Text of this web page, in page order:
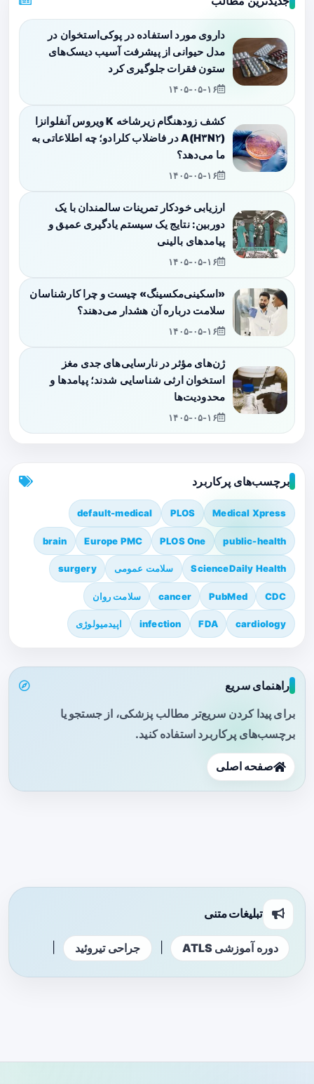
داروی مورد استفاده در پوکی‌استخوان در
مدل حیوانی از پیشرفت آسیب دیسک‌های
ستون فقرات جلوگیری کرد
۱۴۰۵-۰۵-۱۶
کشف زودهنگام زیرشاخه K ویروس آنفلوانزا
A(H۳N۲) در فاضلاب کلرادو؛ چه اطلاعاتی به
ما می‌دهد؟
۱۴۰۵-۰۵-۱۶
ارزیابی خودکار تمرینات سالمندان با یک
دوربین: نتایج یک سیستم یادگیری عمیق و
پیامدهای بالینی
۱۴۰۵-۰۵-۱۶
«اسکینی‌مکسینگ» چیست و چرا کارشناسان
سلامت درباره آن هشدار می‌دهند؟
۱۴۰۵-۰۵-۱۶
ژن‌های مؤثر در نارسایی‌های جدی مغز
استخوان ارثی شناسایی شدند؛ پیامدها و
محدودیت‌ها
۱۴۰۵-۰۵-۱۶
برچسب‌های پرکاربرد
Medical Xpress
PLOS
default-medical
public-health
PLOS One
Europe PMC
brain
ScienceDaily Health سلامت عمومی surgery
CDC
PubMed
cancer سلامت روان
cardiology
FDA
infection اپیدمیولوژی
راهنمای سریع
برای پیدا کردن سریع‌تر مطالب پزشکی، از جستجو یا
برچسب‌های پرکاربرد استفاده کنید.
صفحه اصلی
تبلیغات متنی
دوره آموزشی ATLS جراحی تیروئید